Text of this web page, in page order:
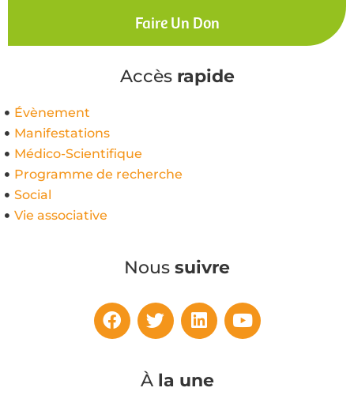
Faire Un Don
Accès rapide
Évènement
Manifestations
Médico-Scientifique
Programme de recherche
Social
Vie associative
Nous suivre
À la une